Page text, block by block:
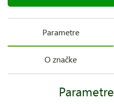
Parametre
O značke